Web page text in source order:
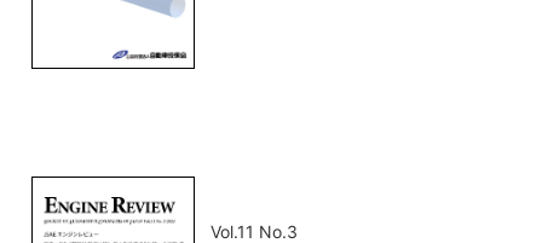
Vol.11 No.3